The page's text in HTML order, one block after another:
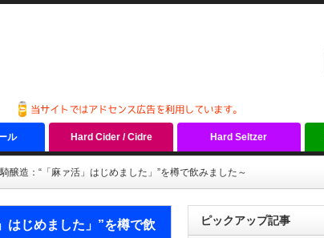
ル Hard Cider / Cidre Hard Seltzer
醸造：“「麻ァ活」はじめました」”を樽で飲みました～
はじめました」”を樽で飲
ピックアップ記事